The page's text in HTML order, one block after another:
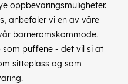
oppbevaringsmuligheter.
anbefaler vi en av våre
barneromskommode.
som puffene - det vil si at
sitteplass og som